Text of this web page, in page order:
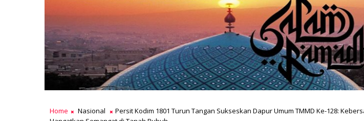
Home Nasional
Persit Kodim 1801 Turun Tangan Sukseskan Dapur Umum TMMD Ke-128: